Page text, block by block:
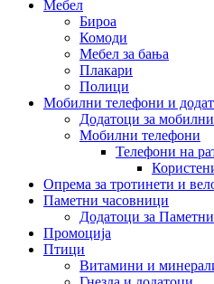
Мебел
Бироа
Комоди
Мебел за бања
Плакари
Полици
Мобилни телефони и
Додатоци за
Мобилни телефони
Телефони на
Опрема за тротинети и
Паметни часовници
Додатоци за
Промоција
Птици
Витамини и